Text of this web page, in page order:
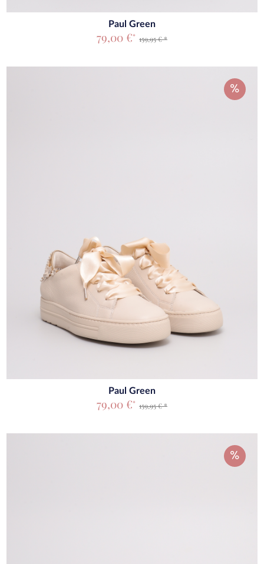
Paul Green
79,00 €* 159,95 € *
Paul Green
79,00 €* 159,95 € *